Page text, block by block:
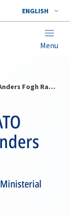
ENGLISH
Menu
Press Briefing by NATO Secretary General Anders Fogh Rasmussen